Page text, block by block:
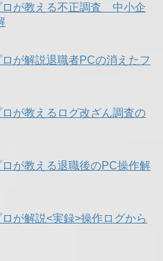
ロが教える不正調査 中小企
ロが解説退職者PCの消えたフ
ロが教えるログ改ざん調査の
ロが教える退職後のPC操作解
ロが解説<実録>操作ログから